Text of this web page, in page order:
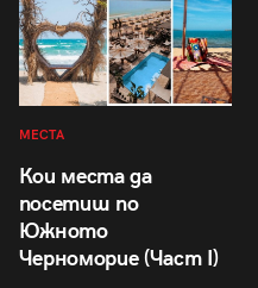
МЕСТА
Кои места да
посетиш по
Южното
Черноморие (Част I)